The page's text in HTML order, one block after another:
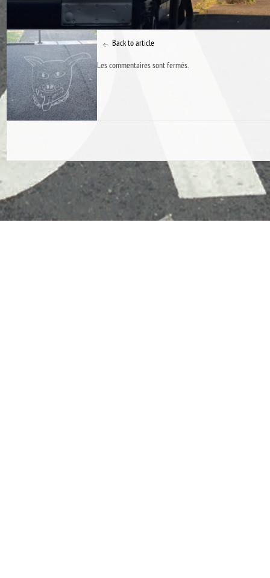
Back to article
Les commentaires sont fermés.